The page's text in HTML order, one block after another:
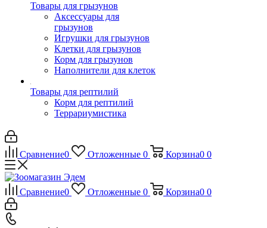
Товары для грызунов
Аксессуары для
грызунов
Игрушки для грызунов
Клетки для грызунов
Корм для грызунов
Наполнители для клеток
Товары для рептилий
Корм для рептилий
Террариумистика
Сравнение0 Отложенные 0 Корзина0 0
Сравнение0 Отложенные 0 Корзина0 0